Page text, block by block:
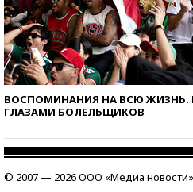
ВОСПОМИНАНИЯ НА ВСЮ ЖИЗНЬ.
ГЛАЗАМИ БОЛЕЛЬЩИКОВ
© 2007 — 2026 ООО «Медиа новости»